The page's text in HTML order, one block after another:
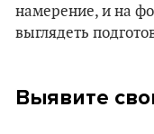
намерение, и на
выглядеть
Выявите